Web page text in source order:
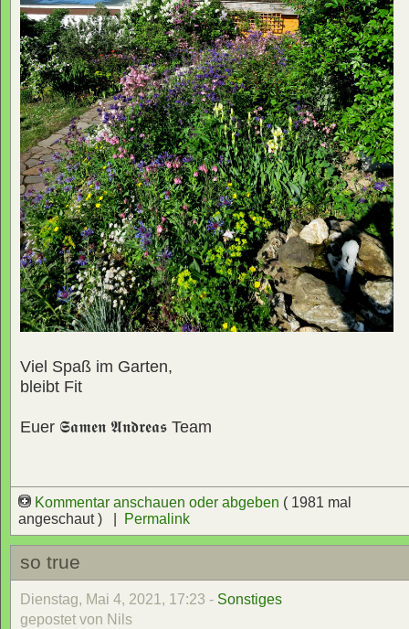
Viel Spaß im Garten,
bleibt Fit
Euer 𝕾𝖆𝖒𝖊𝖓 𝕬𝖓𝖉𝖗𝖊𝖆𝖘 Team
Kommentar anschauen oder abgeben ( 1981 mal
angeschaut ) |
Permalink
so true
Dienstag, Mai 4, 2021, 17:23 - Sonstiges
gepostet von Nils